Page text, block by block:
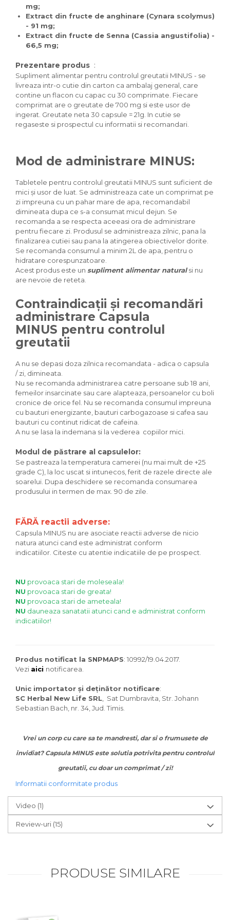
mg;
Extract din fructe de anghinare (Cynara scolymus)
- 91 mg;
Extract din fructe de Senna (Cassia angustifolia) -
66,5 mg;
Prezentare produs :
Supliment alimentar pentru controlul greutatii MINUS - se
livreaza intr-o cutie din carton ca ambalaj general, care
contine un flacon cu capac cu 30 comprimate. Fiecare
comprimat are o greutate de 700 mg si este usor de
ingerat. Greutate neta 30 capsule = 21g. In cutie se
regaseste si prospectul cu informatii si recomandari.
Mod de administrare MINUS:
Tabletele pentru controlul greutatii MINUS sunt suficient de
mici și usor de luat. Se administreaza cate un comprimat pe
zi impreuna cu un pahar mare de apa, recomandabil
dimineata dupa ce s-a consumat micul dejun. Se
recomanda a se respecta aceeasi ora de administrare
pentru fiecare zi. Produsul se administreaza zilnic, pana la
finalizarea cutiei sau pana la atingerea obiectivelor dorite.
Se recomanda consumul a minim 2L de apa, pentru o
hidratare corespunzatoare.
Acest produs este un supliment alimentar naturalsi nu
are nevoie de reteta.
Contraindicații și recomandări
administrare Capsula
MINUS pentru controlul
greutatii
A nu se depasi doza zilnica recomandata - adica o capsula
/ zi, dimineata.
Nu se recomanda administrarea catre persoane sub 18 ani,
femeilor insarcinate sau care alapteaza, persoanelor cu boli
cronice de orice fel. Nu se recomanda consumul impreuna
cu bauturi energizante, bauturi carbogazoase si cafea sau
bauturi cu continut ridicat de cafeina.
A nu se lasa la indemana si la vederea copiilor mici.
Modul de păstrare al capsulelor:
Se pastreaza la temperatura camerei (nu mai mult de +25
grade C), la loc uscat si intunecos, ferit de razele directe ale
soarelui. Dupa deschidere se recomanda consumarea
produsului in termen de max. 90 de zile.
FĂRĂ reactii adverse:
Capsula MINUS nu are asociate reactii adverse de nicio
natura atunci cand este administrat conform
indicatiilor. Citeste cu atentie indicatiile de pe prospect.
NU provoaca stari de moleseala!
NU provoaca stari de greata!
NU provoaca stari de ameteala!
NU dauneaza sanatatii atunci cand e administrat conform
indicatiilor!
Produs notificat la SNPMAPS: 10992/19.04.2017.
Vezi aici notificarea.
Unic importator și deținător notificare:
SC Herbal New Life SRL , Sat Dumbravita, Str. Johann
Sebastian Bach, nr. 34, Jud. Timis.
Vrei un corp cu care sa te mandresti, dar si o frumusete de
invidiat? Capsula MINUS este solutia potrivita pentru controlul
greutatii, cu doar un comprimat / zi!
Informatii conformitate produs
Video (1)
Review-uri (15)
PRODUSE SIMILARE